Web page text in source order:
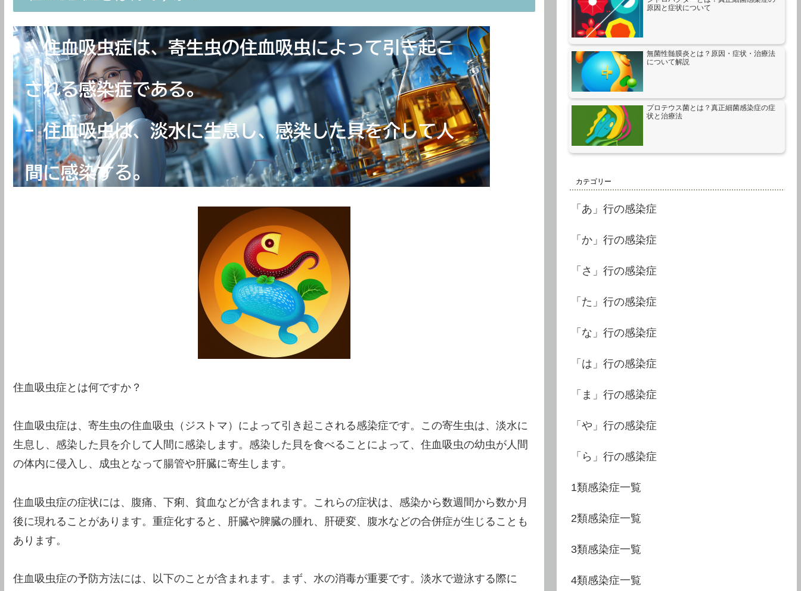
住血吸虫症とは何ですか？
住血吸虫症は、寄生虫の住血吸虫（ジストマ）によって引き起こされる感染症です。この寄生虫は、淡水に
生息し、感染した貝を介して人間に感染します。感染した貝を食べることによって、住血吸虫の幼虫が人間
の体内に侵入し、成虫となって腸管や肝臓に寄生します。
住血吸虫症の症状には、腹痛、下痢、貧血などが含まれます。これらの症状は、感染から数週間から数か月
後に現れることがあります。重症化すると、肝臓や脾臓の腫れ、肝硬変、腹水などの合併症が生じることも
あります。
住血吸虫症の予防方法には、以下のことが含まれます。まず、水の消毒が重要です。淡水で遊泳する際に
原因と症状について
無菌性髄膜炎とは？原因・症状・治療法
について解説
プロテウス菌とは？真正細菌感染症の症
状と治療法
カテゴリー
「あ」行の感染症
「か」行の感染症
「さ」行の感染症
「た」行の感染症
「な」行の感染症
「は」行の感染症
「ま」行の感染症
「や」行の感染症
「ら」行の感染症
1類感染症一覧
2類感染症一覧
3類感染症一覧
4類感染症一覧